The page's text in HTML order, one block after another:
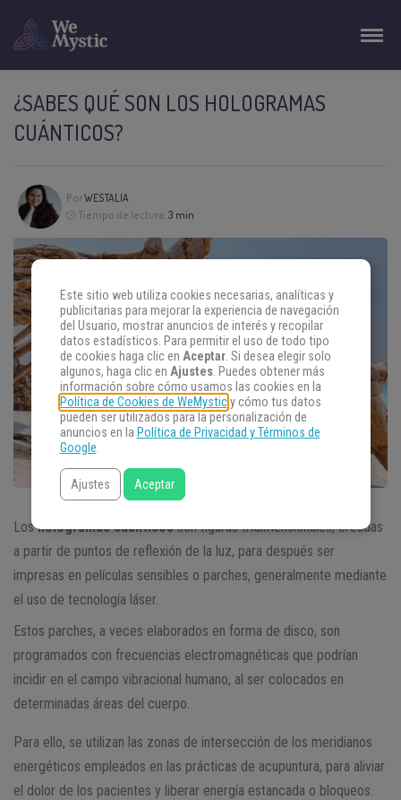
¿SABES QUÉ SON LOS HOLOGRAMAS
CUÁNTICOS?
PorWESTALIA
Tiempo de lectura: 3 min
Loshologramas cuánticosson figuras tridimensionales, creadas
a partir de puntos de reflexión de la luz, para después ser
impresas en películas sensibles o parches, generalmente mediante
el uso de tecnología láser.
Estos parches, a veces elaborados en forma de disco, son
programados con frecuencias electromagnéticas que podrían
incidir en el campo vibracional humano, al ser colocados en
determinadas áreas del cuerpo.
Para ello, se utilizan las zonas de intersección de los meridianos
energéticos empleados en las prácticas de acupuntura, para aliviar
el dolor de los pacientes y liberar energía estancada o bloqueos.
Este sitio web utiliza cookies necesarias, analíticas y
publicitarias para mejorar la experiencia de navegación
del Usuario, mostrar anuncios de interés y recopilar
datos estadísticos. Para permitir el uso de todo tipo
de cookies haga clic en Aceptar. Si desea elegir solo
algunos, haga clic en Ajustes. Puedes obtener más
información sobre cómo usamos las cookies en la
Política de Cookies de WeMysticy cómo tus datos
pueden ser utilizados para la personalización de
anuncios en la Política de Privacidad y Términos de
Google.
Ajustes Aceptar